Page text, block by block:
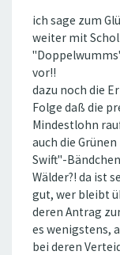
ich sage zum
weiter mit
vor!!
dazu noch die
Folge daß die
Mindestlohn
auch die
Swift"-
Wälder?! da ist
gut, wer bleibt
deren Antrag
es wenigstens,
bei deren